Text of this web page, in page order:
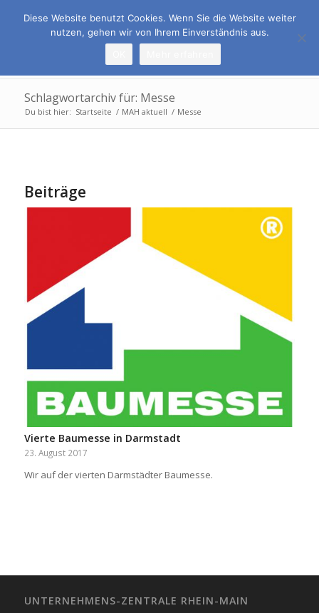
Schlagwortarchiv für: Messe
Du bist hier: Startseite / MAH aktuell / Messe
Beiträge
Vierte Baumesse in Darmstadt
23. August 2017
Wir auf der vierten Darmstädter Baumesse.
UNTERNEHMENS-ZENTRALE RHEIN-MAIN
Diese Website benutzt Cookies. Wenn Sie die Website weiter
nutzen, gehen wir von Ihrem Einverständnis aus.